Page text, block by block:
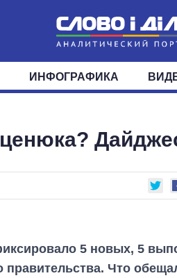
ПОЛИТИКА ЭКОНОМИКА
ДЕПУТАТЫ КОМИТЕТЫ
ИНФОГРАФИКА
5 новых, 5
правительства. Что